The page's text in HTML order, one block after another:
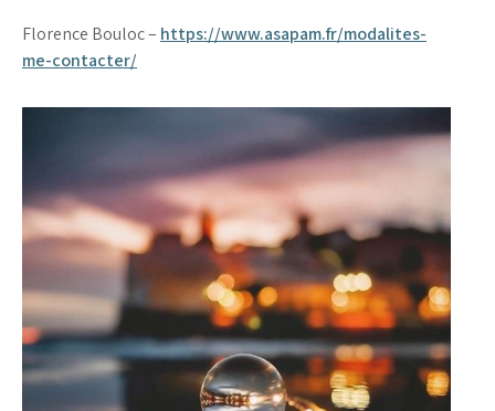
Florence Bouloc – https://www.asapam.fr/modalites-
me-contacter/